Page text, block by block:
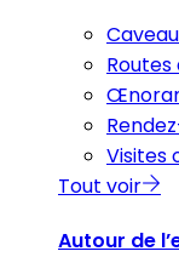
Routes
Visites
Tout voir
Autour de